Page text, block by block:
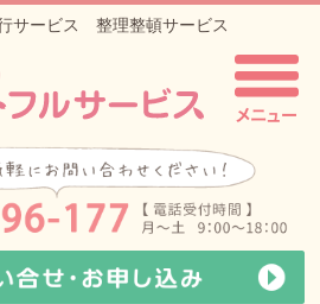
サービス 整理整頓サービス